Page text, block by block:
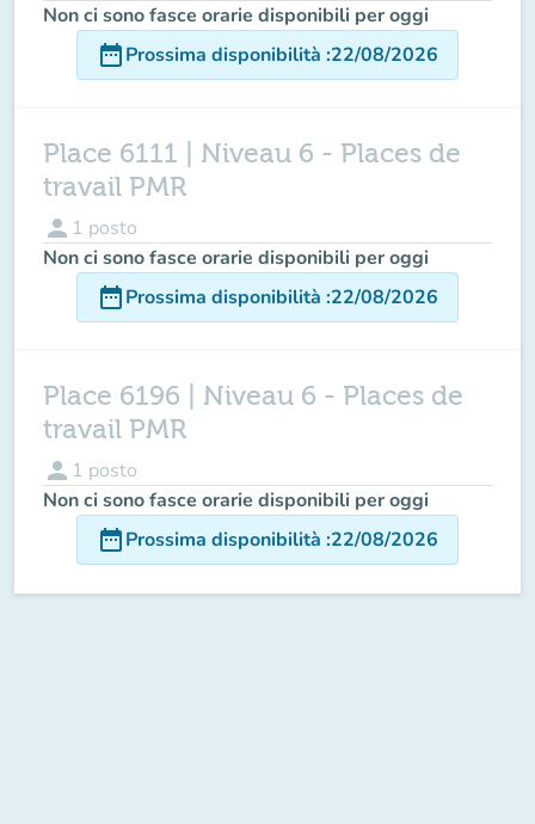
Non ci sono fasce orarie disponibili per oggi
date_rangeProssima disponibilità :22/08/2026
Place 6111 | Niveau 6 - Places de
travail PMR
person 1 posto
Non ci sono fasce orarie disponibili per oggi
date_rangeProssima disponibilità :22/08/2026
Place 6196 | Niveau 6 - Places de
travail PMR
person 1 posto
Non ci sono fasce orarie disponibili per oggi
date_rangeProssima disponibilità :22/08/2026